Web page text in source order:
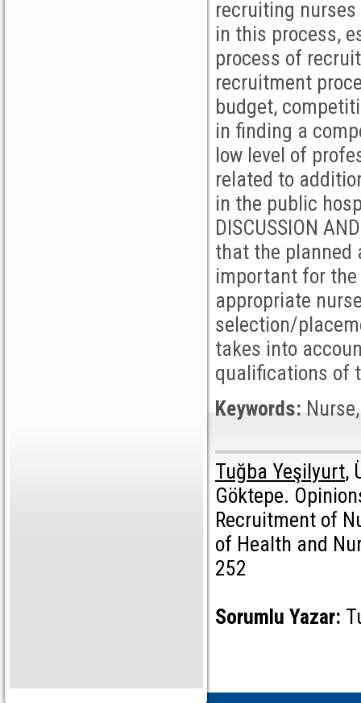
recruiting
in this process,
process of
recruitment
budget,
in finding a
low level of
related to
in the public
DISCUSSION
that the planned
important for
appropriate
selection/
takes into
qualifications of
Keywords:
Tuğba Yeşilyurt,
Göktepe.
Recruitment of
of Health and
252
Sorumlu Yazar: